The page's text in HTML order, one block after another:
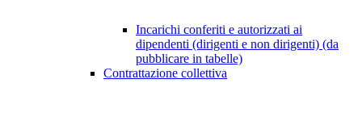
Incarichi conferiti e autorizzati ai
dipendenti (dirigenti e non dirigenti) (da
pubblicare in tabelle)
Contrattazione collettiva